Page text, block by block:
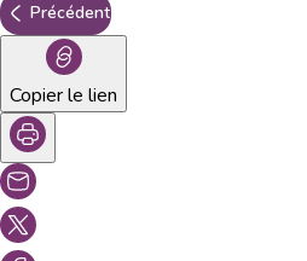
Précédent
Copier le lien